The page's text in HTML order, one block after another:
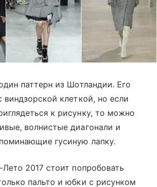
паттерн из Шотландии. Его
виндзорской клеткой, но если
к рисунку, то можно
волнистые диагонали и
гусиную лапку.
2017 стоит попробовать
пальто и юбки с рисунком